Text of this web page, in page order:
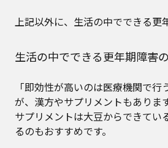
上記以外に、生活の中でできる更
生活の中でできる更年期障害
「即効性が高いのは医療機関で
が、漢方やサプリメントもありま
サプリメントは大豆からできてい
るのもおすすめです。